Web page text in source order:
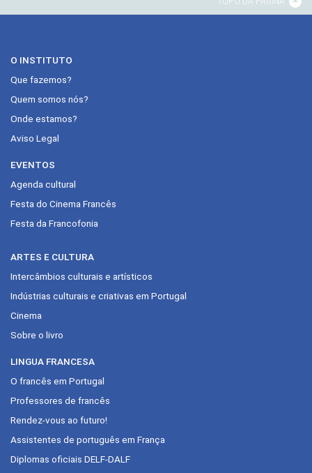
O INSTITUTO
Que fazemos?
Quem somos nós?
Onde estamos?
Aviso Legal
EVENTOS
Agenda cultural
Festa do Cinema Francês
Festa da Francofonia
ARTES E CULTURA
Intercâmbios culturais e artísticos
Indústrias culturais e criativas em Portugal
Cinema
Sobre o livro
LINGUA FRANCESA
O francês em Portugal
Professores de francês
Rendez-vous ao futuro!
Assistentes de português em França
Diplomas oficiais DELF-DALF